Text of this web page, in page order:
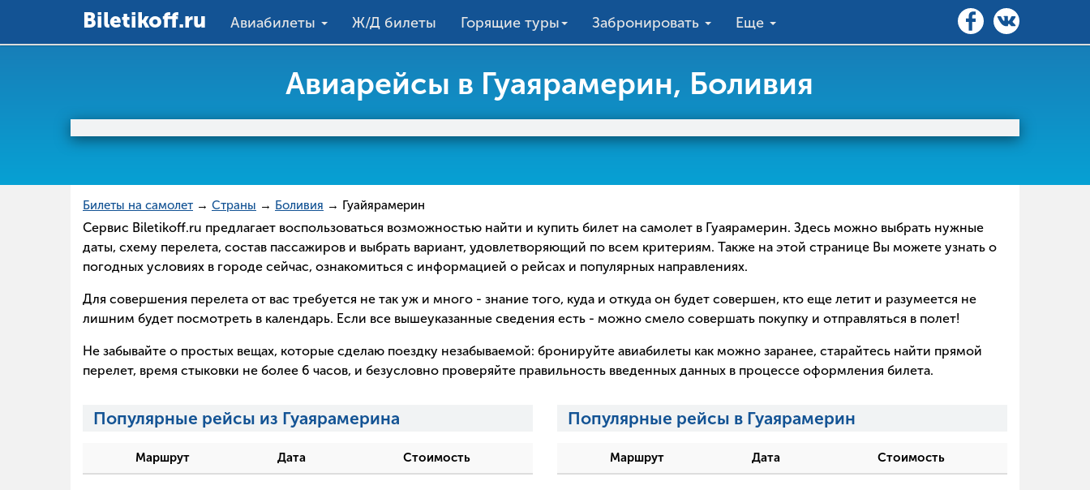
Вiletikoff.ru Авиабилеты Ж/Д билеты Горящие туры Забронировать Еще
Авиарейсы в Гуаярамерин, Боливия
Билеты на самолет → Страны → Боливия → Гуайярамерин
Сервис Biletikoff.ru предлагает воспользоваться возможностью найти и купить билет на самолет в Гуаярамерин. Здесь можно выбрать нужные
даты, схему перелета, состав пассажиров и выбрать вариант, удовлетворяющий по всем критериям. Также на этой странице Вы можете узнать о
погодных условиях в городе сейчас, ознакомиться с информацией о рейсах и популярных направлениях.
Для совершения перелета от вас требуется не так уж и много - знание того, куда и откуда он будет совершен, кто еще летит и разумеется не
лишним будет посмотреть в календарь. Если все вышеуказанные сведения есть - можно смело совершать покупку и отправляться в полет!
Не забывайте о простых вещах, которые сделаю поездку незабываемой: бронируйте авиабилеты как можно заранее, старайтесь найти прямой
перелет, время стыковки не более 6 часов, и безусловно проверяйте правильность введенных данных в процессе оформления билета.
Популярные рейсы из Гуаярамерина
Маршрут Дата Стоимость
Популярные рейсы в Гуаярамерин
Маршрут Дата Стоимость